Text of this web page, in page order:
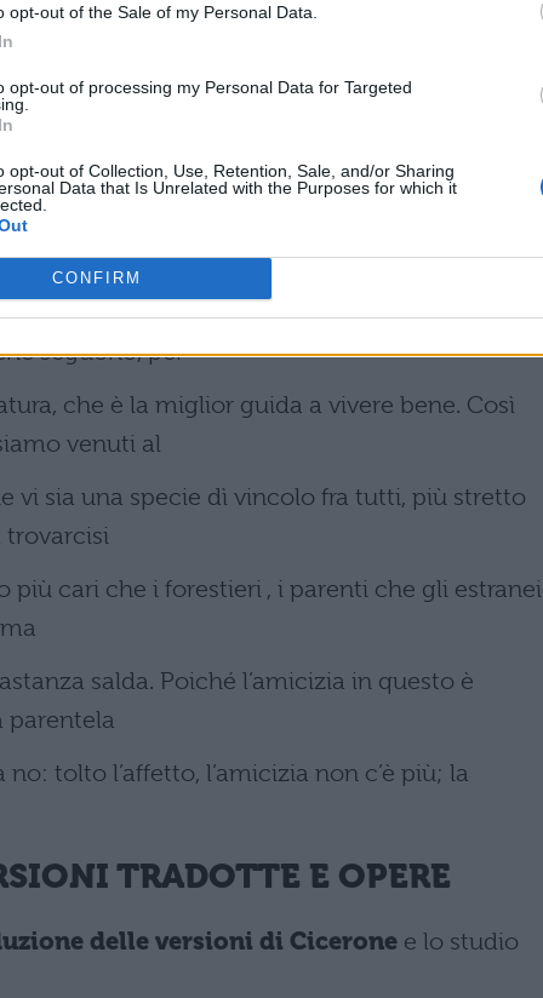
opt-out of the Sale of my Personal Data.
opt-out of processing my Personal Data for Targeted
opt-out of Collection, Use, Retention, Sale, and/or Sharing
Data that Is Unrelated with the Purposes for which it
CONFIRM
alla buona. Coloro i quali si comportano in
la loro integrità, il loro sentimento dell’equità,
di passioni e temerarietà, e abbiano
sì pensiamo che sian da chiamare buoni,
seguono, per
che è la miglior guida a vivere bene. Così
venuti al
vi sia una specie dì vincolo fra tutti, più stretto
cari che i forestieri , i parenti che gli
salda. Poiché l’amicizia in questo è
parentela
tolto l’affetto, l’amicizia non c’è più; la
TRADOTTE E OPERE
delle versioni di Cicerone e lo studio